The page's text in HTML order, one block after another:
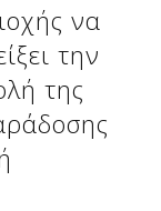
να
την
της